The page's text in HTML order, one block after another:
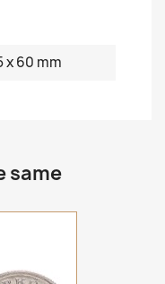
x 60 mm
same